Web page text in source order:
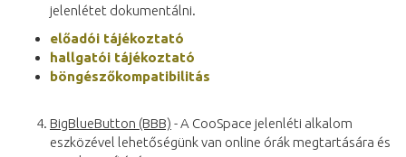
jelenlétet dokumentálni.
előadói tájékoztató
hallgatói tájékoztató
böngészőkompatibilitás
BigBlueButton (BBB) - A CooSpace jelenléti alkalom
eszközével lehetőségünk van online órák megtartására és